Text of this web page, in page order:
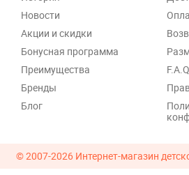
Новости
Акции и скидки
Бонусная программа
Преимущества
Бренды
Блог
© 2007-2026 Интернет-магазин